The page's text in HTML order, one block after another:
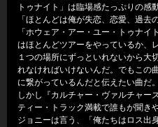
トゥナイト」は臨場感たっぷりの感動
「ほとんどは俺が失恋、恋愛、過去
「ホウェア・アー・ユー・トゥナ
はほとんどツアーをやっているか、
１つの場所にずっといれないから大
れなければいけないんだ。でもこの
に繋がっているんだと伝えたい曲だ。
しかし『カルチャー・ヴァルチャー
ティー・トラック満載で誰もが聞き
ジョニーは言う、「俺たちはロス出